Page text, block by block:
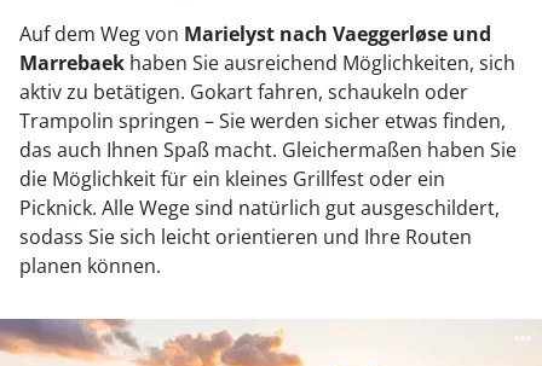
Auf dem Weg von Marielyst nach Vaeggerløse und
Marrebaek haben Sie ausreichend Möglichkeiten, sich
aktiv zu betätigen. Gokart fahren, schaukeln oder
Trampolin springen – Sie werden sicher etwas finden,
das auch Ihnen Spaß macht. Gleichermaßen haben Sie
die Möglichkeit für ein kleines Grillfest oder ein
Picknick. Alle Wege sind natürlich gut ausgeschildert,
sodass Sie sich leicht orientieren und Ihre Routen
planen können.